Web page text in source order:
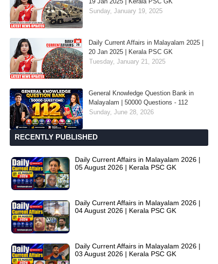
Sunday, January 19, 2025
Daily Current Affairs in Malayalam 2025 |
20 Jan 2025 | Kerala PSC GK
Tuesday, January 21, 2025
General Knowledge Question Bank in
Malayalam | 50000 Questions - 112
Sunday, June 28, 2026
RECENTLY PUBLISHED
Daily Current Affairs in Malayalam 2026 |
05 August 2026 | Kerala PSC GK
Daily Current Affairs in Malayalam 2026 |
04 August 2026 | Kerala PSC GK
Daily Current Affairs in Malayalam 2026 |
03 August 2026 | Kerala PSC GK